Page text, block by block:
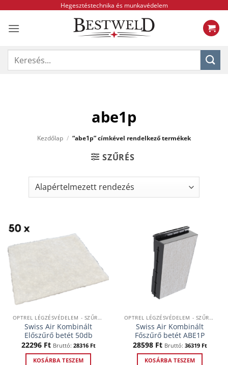
content
Hegesztéstechnika és munkavédelem
Keresés
abe1p
Kezdőlap / “abe1p” címkével rendelkező termékek
SZŰRÉS
OPTREL LÉGZÉSVÉDELEM - SZŰRTLEVEGŐS RENDSZEREK
Swiss Air Kombinált
Előszűrő betét 50db
22296 Ft Bruttó: 28316 Ft
KOSÁRBA TESZEM
OPTREL LÉGZÉSVÉDELEM - SZŰRTLEVEGŐS RENDSZEREK
Swiss Air Kombinált
Főszűrő betét ABE1P
28598 Ft Bruttó: 36319 Ft
KOSÁRBA TESZEM